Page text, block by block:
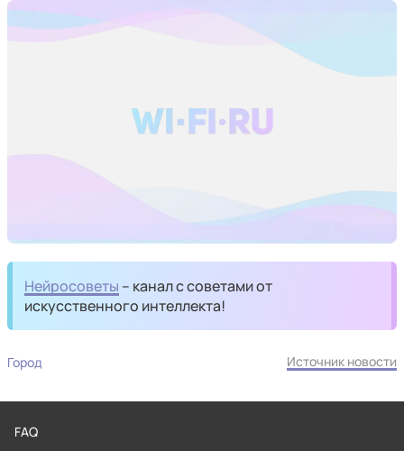
Нейросоветы – канал с советами от
искусственного интеллекта!
Город Источник новости
FAQ